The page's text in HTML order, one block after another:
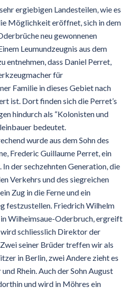
ergiebigen Landesteilen, wie es
Möglichkeit eröffnet, sich in dem
neu gewonnenen
Leumundzeugnis aus dem
entnehmen, dass Daniel Perret,
für
Familie in dieses Gebiet nach
ist. Dort finden sich die Perret’s
hindurch als “Kolonisten und
bedeutet.
wurde aus dem Sohn des
Frederic Guillaume Perret, ein
der sechzehnten Generation, die
Verkehrs und des siegreichen
Zug in die Ferne und ein
festzustellen. Friedrich Wilhelm
Wilheimsaue-Oderbruch, ergreift
schliesslich Direktor der
seiner Brüder treffen wir als
in Berlin, zwei Andere zieht es
Rhein. Auch der Sohn August
und wird in Möhres ein